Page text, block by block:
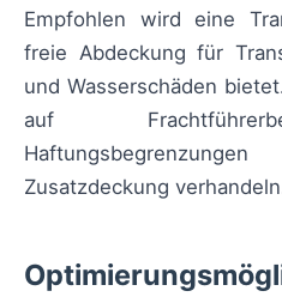
Empfohlen wird eine
freie Abdeckung für
und Wasserschäden
auf
Zusatzdeckung